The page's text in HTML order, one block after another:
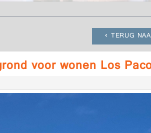
TERUG
voor wonen Los